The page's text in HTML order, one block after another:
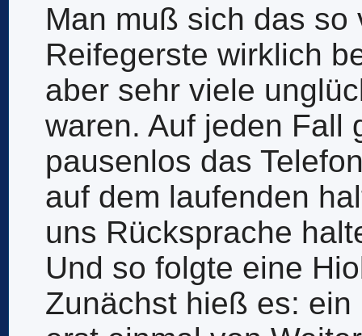
Man muß sich das
Reifegerste wirklich
aber sehr viele
waren. Auf jeden Fall
pausenlos das
auf dem laufenden
uns Rücksprache
Und so folgte eine
Zunächst hieß es: